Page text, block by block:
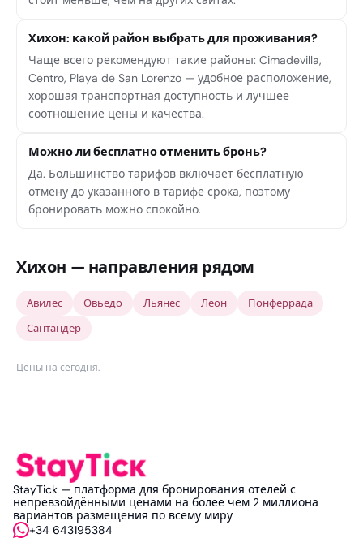
Хихон: какой район выбрать для проживания?
Чаще всего рекомендуют такие районы: Cimadevilla,
Centro, Playa de San Lorenzo — удобное расположение,
хорошая транспортная доступность и лучшее
соотношение цены и качества.
Можно ли бесплатно отменить бронь?
Да. Большинство тарифов включает бесплатную
отмену до указанного в тарифе срока, поэтому
бронировать можно спокойно.
Хихон — направления рядом
Авилес Овьедо Льянес Леон
Понферрада
Сантандер
Цены на сегодня.
StayTick — платформа для бронирования отелей с
непревзойдёнными ценами на более чем 2 миллиона
вариантов размещения по всему миру
+34 643195384